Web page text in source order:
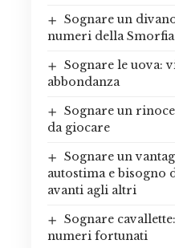
Sognare un
numeri della Smorfia
Sognare le uova:
abbondanza
Sognare un
da giocare
Sognare un
autostima e bisogno
avanti agli altri
Sognare
numeri fortunati